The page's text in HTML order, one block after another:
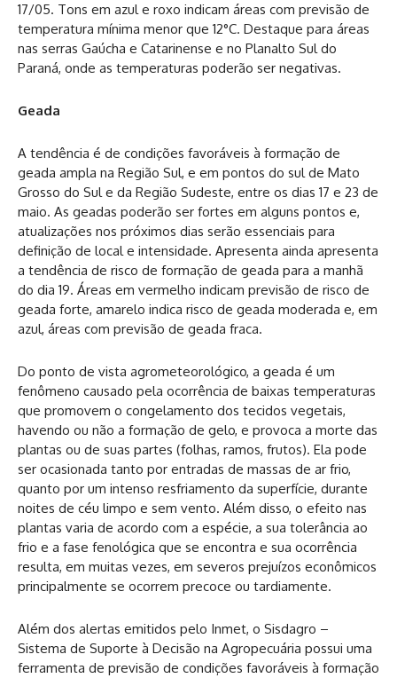
17/05. Tons em azul e roxo indicam áreas com previsão de
temperatura mínima menor que 12°C. Destaque para áreas
nas serras Gaúcha e Catarinense e no Planalto Sul do
Paraná, onde as temperaturas poderão ser negativas.
Geada
A tendência é de condições favoráveis à formação de
geada ampla na Região Sul, e em pontos do sul de Mato
Grosso do Sul e da Região Sudeste, entre os dias 17 e 23 de
maio. As geadas poderão ser fortes em alguns pontos e,
atualizações nos próximos dias serão essenciais para
definição de local e intensidade. Apresenta ainda apresenta
a tendência de risco de formação de geada para a manhã
do dia 19. Áreas em vermelho indicam previsão de risco de
geada forte, amarelo indica risco de geada moderada e, em
azul, áreas com previsão de geada fraca.
Do ponto de vista agrometeorológico, a geada é um
fenômeno causado pela ocorrência de baixas temperaturas
que promovem o congelamento dos tecidos vegetais,
havendo ou não a formação de gelo, e provoca a morte das
plantas ou de suas partes (folhas, ramos, frutos). Ela pode
ser ocasionada tanto por entradas de massas de ar frio,
quanto por um intenso resfriamento da superfície, durante
noites de céu limpo e sem vento. Além disso, o efeito nas
plantas varia de acordo com a espécie, a sua tolerância ao
frio e a fase fenológica que se encontra e sua ocorrência
resulta, em muitas vezes, em severos prejuízos econômicos
principalmente se ocorrem precoce ou tardiamente.
Além dos alertas emitidos pelo Inmet, o Sisdagro –
Sistema de Suporte à Decisão na Agropecuária possui uma
ferramenta de previsão de condições favoráveis à formação